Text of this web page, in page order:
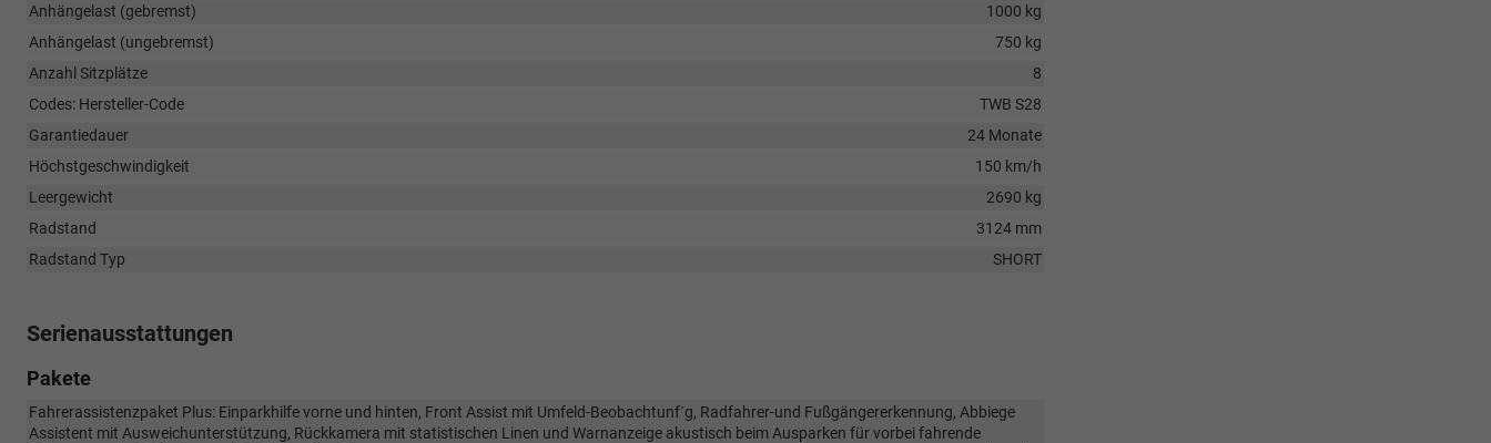
Anhängelast (gebremst)
1000 kg
Anhängelast (ungebremst)
750 kg
Anzahl Sitzplätze
8
Codes: Hersteller-Code
TWB S28
Garantiedauer
24 Monate
Höchstgeschwindigkeit
150 km/h
Leergewicht
2690 kg
Radstand
3124 mm
Radstand Typ
SHORT
Serienausstattungen
Pakete
Fahrerassistenzpaket Plus: Einparkhilfe vorne und hinten, Front Assist mit Umfeld-Beobachtunf´g, Radfahrer-und Fußgängererkennung, Abbiege
Assistent mit Ausweichunterstützung, Rückkamera mit statistischen Linen und Warnanzeige akustisch beim Ausparken für vorbei fahrende